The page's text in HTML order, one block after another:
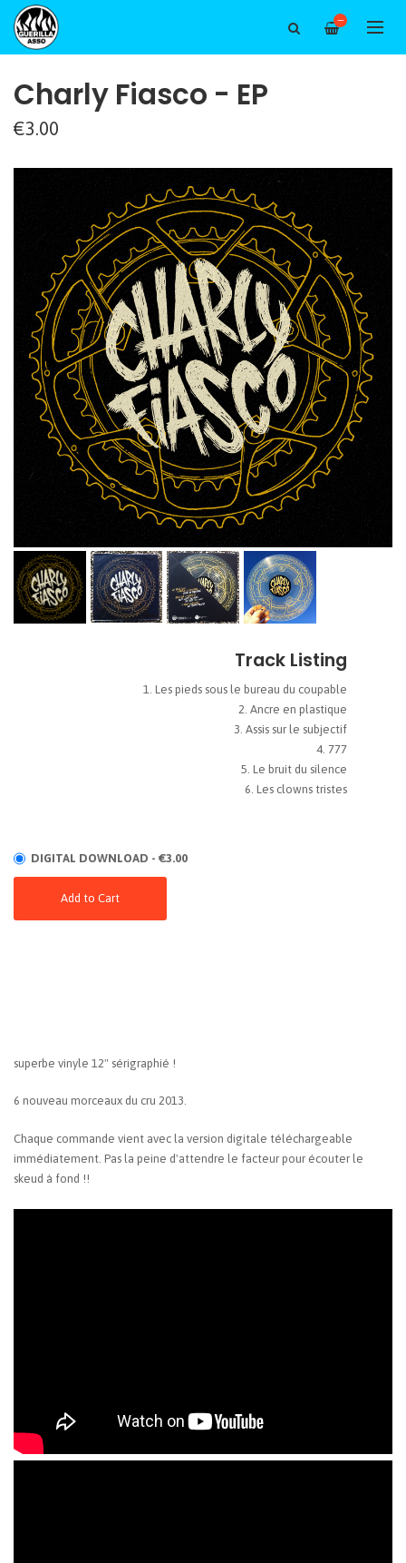
—
Charly Fiasco - EP
€3.00
Track Listing
Les pieds sous le bureau du coupable
Ancre en plastique
Assis sur le subjectif
777
Le bruit du silence
Les clowns tristes
DIGITAL DOWNLOAD - €3.00
Add to Cart
superbe vinyle 12" sérigraphié !
6 nouveau morceaux du cru 2013.
Chaque commande vient avec la version digitale téléchargeable
immédiatement. Pas la peine d'attendre le facteur pour écouter le
skeud à fond !!